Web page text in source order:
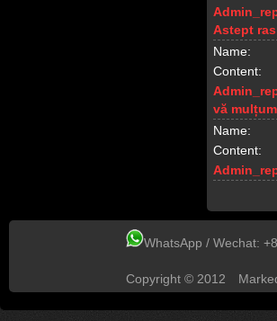
Astept
Name:
Content:
vă
Name:
Content:
WhatsApp / Wechat:
Copyright © 2012